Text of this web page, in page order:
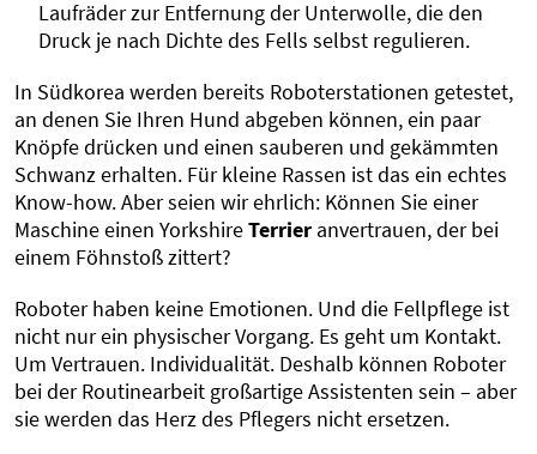
Laufräder zur Entfernung der Unterwolle, die den
Druck je nach Dichte des Fells selbst regulieren.
In Südkorea werden bereits Roboterstationen getestet,
an denen Sie Ihren Hund abgeben können, ein paar
Knöpfe drücken und einen sauberen und gekämmten
Schwanz erhalten. Für kleine Rassen ist das ein echtes
Know-how. Aber seien wir ehrlich: Können Sie einer
Maschine einen YorkshireTerrier anvertrauen, der bei
einem Föhnstoß zittert?
Roboter haben keine Emotionen. Und die Fellpflege ist
nicht nur ein physischer Vorgang. Es geht um Kontakt.
Um Vertrauen. Individualität. Deshalb können Roboter
bei der Routinearbeit großartige Assistenten sein – aber
sie werden das Herz des Pflegers nicht ersetzen.